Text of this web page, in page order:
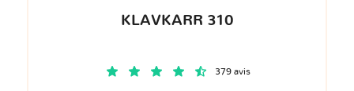
KLAVKARR 310
379 avis